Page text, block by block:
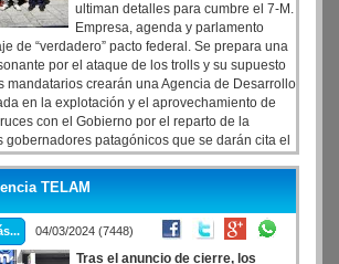
ultiman detalles para cumbre el 7-M.
Empresa, agenda y parlamento
de “verdadero” pacto federal. Se prepara una
por el ataque de los trolls y su supuesto
mandatarios crearán una Agencia de Desarrollo
en la explotación y el aprovechamiento de
con el Gobierno por el reparto de la
gobernadores patagónicos que se darán cita el
una cumbre en Puerto Madryn, se alistan para
que excede, por mucho, una mera señal
TELAM
04/03/2024 (7448)
Tras el anuncio de cierre, los